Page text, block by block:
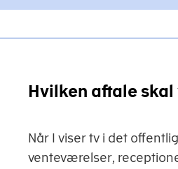
Hvilken aftale skal
Når I viser tv i det
venteværelser,